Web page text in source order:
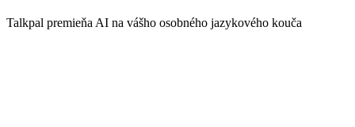
Talkpal premieňa AI na vášho osobného jazykového kouča